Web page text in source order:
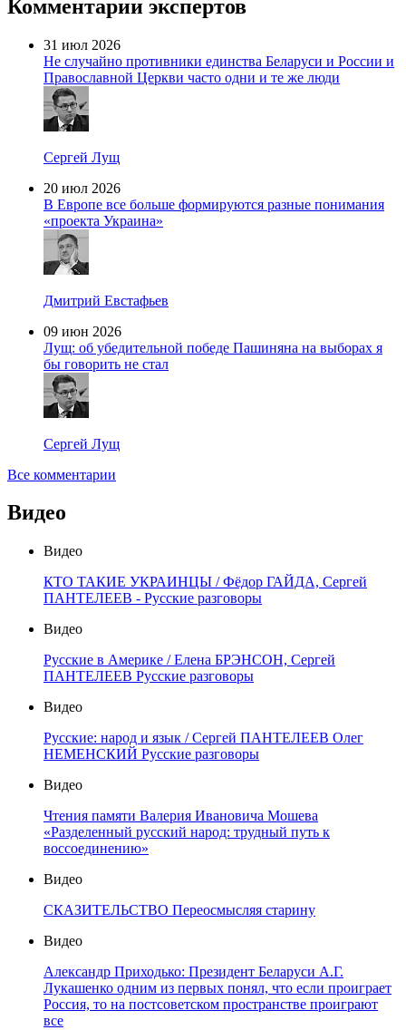
Комментарии экспертов
31 июл 2026
Не случайно противники единства Беларуси и России и
Православной Церкви часто одни и те же люди
Сергей Лущ
20 июл 2026
В Европе все больше формируются разные понимания
«проекта Украина»
Дмитрий Евстафьев
09 июн 2026
Лущ: об убедительной победе Пашиняна на выборах я
бы говорить не стал
Сергей Лущ
Все комментарии
Видео
Видео
КТО ТАКИЕ УКРАИНЦЫ / Фёдор ГАЙДА, Сергей
ПАНТЕЛЕЕВ - Русские разговоры
Видео
Русские в Америке / Елена БРЭНСОН, Сергей
ПАНТЕЛЕЕВ Русские разговоры
Видео
Русские: народ и язык / Сергей ПАНТЕЛЕЕВ Олег
НЕМЕНСКИЙ Русские разговоры
Видео
Чтения памяти Валерия Ивановича Мошева
«Разделенный русский народ: трудный путь к
воссоединению»
Видео
СКАЗИТЕЛЬСТВО Переосмысляя старину
Видео
Александр Приходько: Президент Беларуси А.Г.
Лукашенко одним из первых понял, что если проиграет
Россия, то на постсоветском пространстве проиграют
все